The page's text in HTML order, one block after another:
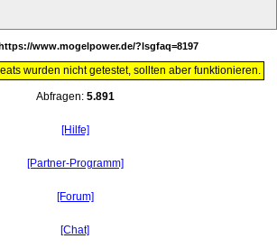
www.mogelpower.de/?lsgfaq=8197
wurden nicht getestet, sollten aber funktionieren.
Abfragen: 5.891
[Hilfe]
[Partner-Programm]
[Forum]
[Chat]